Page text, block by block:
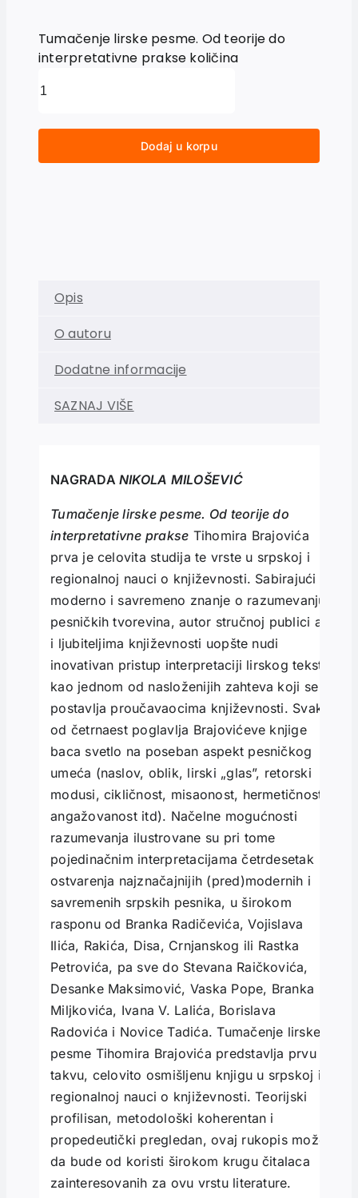
Tumačenje lirske pesme. Od teorije do
interpretativne prakse količina
Dodaj u korpu
Opis
O autoru
Dodatne informacije
SAZNAJ VIŠE
NAGRADA NIKOLA MILOŠEVIĆ
Tumačenje lirske pesme. Od teorije do
interpretativne prakse Tihomira Brajovića
prva je celovita studija te vrste u srpskoj i
regionalnoj nauci o književnosti. Sabirajući
moderno i savremeno znanje o razumevanju
pesničkih tvorevina, autor stručnoj publici ali
i ljubiteljima književnosti uopšte nudi
inovativan pristup interpretaciji lirskog teksta
kao jednom od nasloženijih zahteva koji se
postavlja proučavaocima književnosti. Svako
od četrnaest poglavlja Brajovićeve knjige
baca svetlo na poseban aspekt pesničkog
umeća (naslov, oblik, lirski „glas”, retorski
modusi, cikličnost, misaonost, hermetičnost,
angažovanost itd). Načelne mogućnosti
razumevanja ilustrovane su pri tome
pojedinačnim interpretacijama četrdesetak
ostvarenja najznačajnijih (pred)modernih i
savremenih srpskih pesnika, u širokom
rasponu od Branka Radičevića, Vojislava
Ilića, Rakića, Disa, Crnjanskog ili Rastka
Petrovića, pa sve do Stevana Raičkovića,
Desanke Maksimović, Vaska Pope, Branka
Miljkovića, Ivana V. Lalića, Borislava
Radovića i Novice Tadića. Tumačenje lirske
pesme Tihomira Brajovića predstavlja prvu
takvu, celovito osmišljenu knjigu u srpskoj i
regionalnoj nauci o književnosti. Teorijski
profilisan, metodološki koherentan i
propedeutički pregledan, ovaj rukopis može
da bude od koristi širokom krugu čitalaca
zainteresovanih za ovu vrstu literature.